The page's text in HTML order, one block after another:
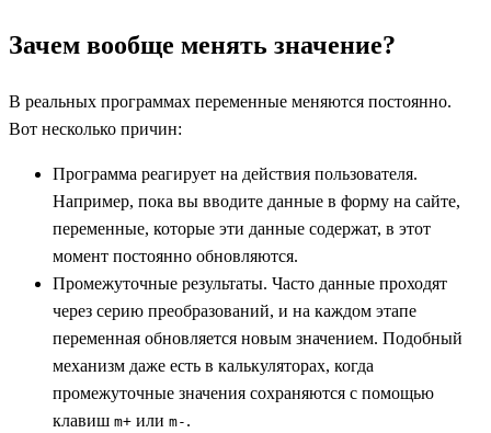
Зачем вообще менять значение?
В реальных программах переменные меняются постоянно.
Вот несколько причин:
Программа реагирует на действия пользователя.
Например, пока вы вводите данные в форму на сайте,
переменные, которые эти данные содержат, в этот
момент постоянно обновляются.
Промежуточные результаты. Часто данные проходят
через серию преобразований, и на каждом этапе
переменная обновляется новым значением. Подобный
механизм даже есть в калькуляторах, когда
промежуточные значения сохраняются с помощью
клавиш m+ или m- .